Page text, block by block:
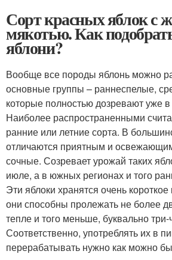
Сорт красных яблок с
мякотью. Как
яблони?
Вообще все породы яблонь можно
основные группы – раннеспелые,
которые полностью дозревают уже
Наиболее распространенными
ранние или летние сорта. В
отличаются приятным и
сочные. Созревает урожай таких
июле, а в южных регионах и того
Эти яблоки хранятся очень
они способны пролежать не более
тепле и того меньше, буквально
Соответственно, употреблять их в
перерабатывать нужно как можно